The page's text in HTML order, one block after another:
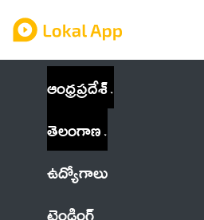
ఆంధ్రప్రదేశ్
తెలంగాణ
ఉద్యోగాలు